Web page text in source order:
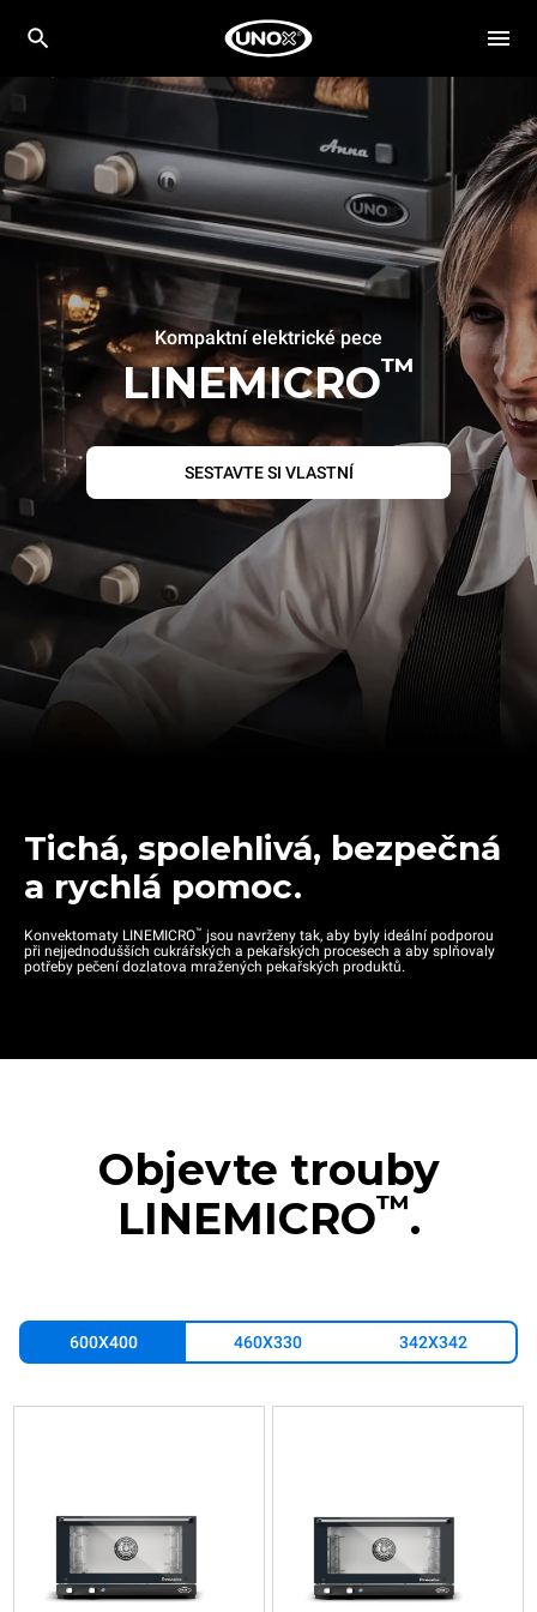
Kompaktní elektrické pece
LINEMICRO™
SESTAVTE SI VLASTNÍ
Tichá, spolehlivá, bezpečná
a rychlá pomoc.
Konvektomaty LINEMICRO™ jsou navrženy tak, aby byly ideální podporou
při nejjednodušších cukrářských a pekařských procesech a aby splňovaly
potřeby pečení dozlatova mražených pekařských produktů.
Objevte trouby
LINEMICRO™.
600X400 460X330 342X342
600x400
vsuvů
Elektrický
4
600x400
vsuvů
Elektrický